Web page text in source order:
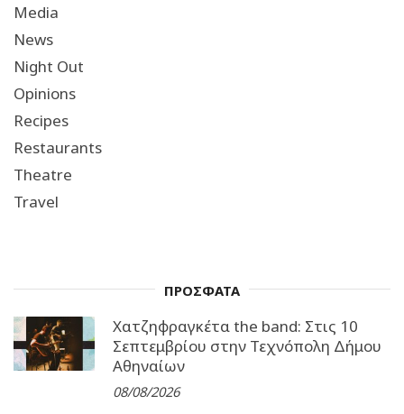
Media
News
Night Out
Opinions
Recipes
Restaurants
Theatre
Travel
ΠΡΟΣΦΑΤΑ
Χατζηφραγκέτα the band: Στις 10
Σεπτεμβρίου στην Τεχνόπολη Δήμου
Αθηναίων
08/08/2026